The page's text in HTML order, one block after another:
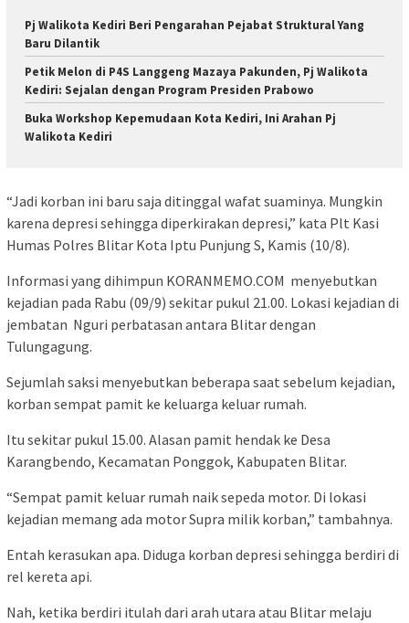
Pj Walikota Kediri Beri Pengarahan Pejabat Struktural Yang
Baru Dilantik
Petik Melon di P4S Langgeng Mazaya Pakunden, Pj Walikota
Kediri: Sejalan dengan Program Presiden Prabowo
Buka Workshop Kepemudaan Kota Kediri, Ini Arahan Pj
Walikota Kediri
“Jadi korban ini baru saja ditinggal wafat suaminya. Mungkin
karena depresi sehingga diperkirakan depresi,” kata Plt Kasi
Humas Polres Blitar Kota Iptu Punjung S, Kamis (10/8).
Informasi yang dihimpun KORANMEMO.COM menyebutkan
kejadian pada Rabu (09/9) sekitar pukul 21.00. Lokasi kejadian di
jembatan Nguri perbatasan antara Blitar dengan
Tulungagung.
Sejumlah saksi menyebutkan beberapa saat sebelum kejadian,
korban sempat pamit ke keluarga keluar rumah.
Itu sekitar pukul 15.00. Alasan pamit hendak ke Desa
Karangbendo, Kecamatan Ponggok, Kabupaten Blitar.
“Sempat pamit keluar rumah naik sepeda motor. Di lokasi
kejadian memang ada motor Supra milik korban,” tambahnya.
Entah kerasukan apa. Diduga korban depresi sehingga berdiri di
rel kereta api.
Nah, ketika berdiri itulah dari arah utara atau Blitar melaju